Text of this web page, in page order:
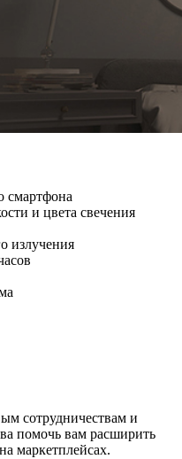
смартфона
и цвета свечения
излучения
сотрудничествам и
помочь вам расширить
маркетплейсах.